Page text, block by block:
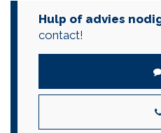
Hulp of advies
contact!